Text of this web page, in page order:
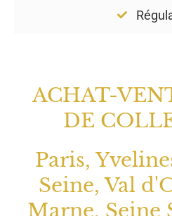
ACHAT-
DE
Paris,
Seine, Val
Marne, Seine